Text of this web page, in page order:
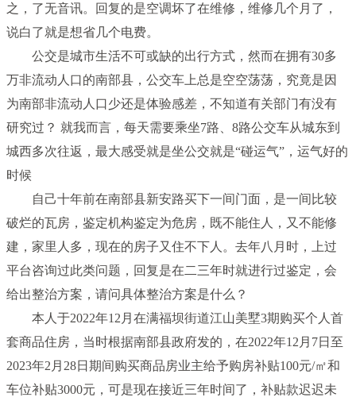
之，了无音讯。回复的是空调坏了在维修，维修几个月了，
说白了就是想省几个电费。
公交是城市生活不可或缺的出行方式，然而在拥有30多
万非流动人口的南部县，公交车上总是空空荡荡，究竟是因
为南部非流动人口少还是体验感差，不知道有关部门有没有
研究过？ 就我而言，每天需要乘坐7路、8路公交车从城东到
城西多次往返，最大感受就是坐公交就是“碰运气”，运气好的
时候
自己十年前在南部县新安路买下一间门面，是一间比较
破烂的瓦房，鉴定机构鉴定为危房，既不能住人，又不能修
建，家里人多，现在的房子又住不下人。去年八月时，上过
平台咨询过此类问题，回复是在二三年时就进行过鉴定，会
给出整治方案，请问具体整治方案是什么？
本人于2022年12月在满福坝街道江山美墅3期购买个人首
套商品住房，当时根据南部县政府发的，在2022年12月7日至
2023年2月28日期间购买商品房业主给予购房补贴100元/㎡和
车位补贴3000元，可是现在接近三年时间了，补贴款迟迟未